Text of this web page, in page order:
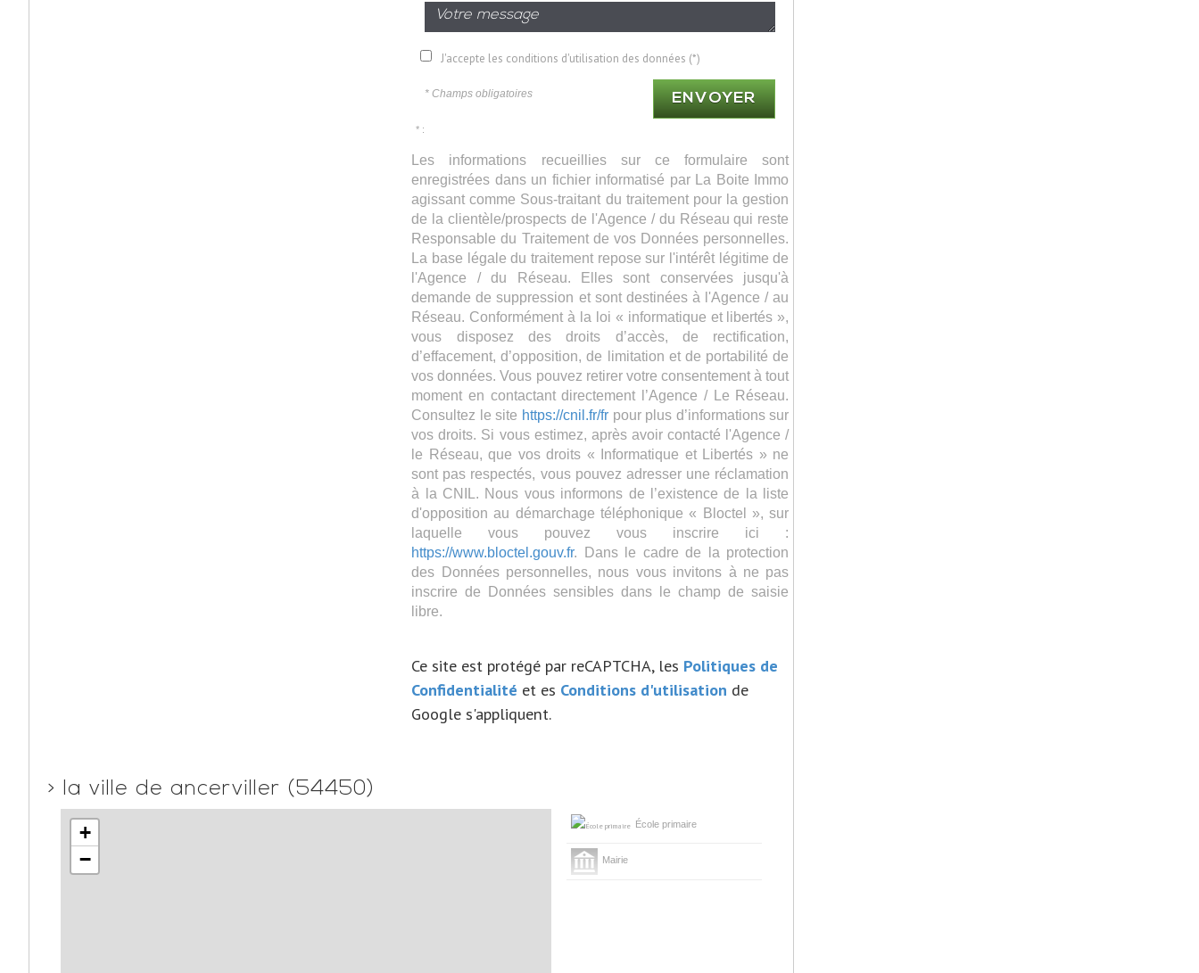
J'accepte les conditions d'utilisation des données (*)
* Champs obligatoires ENVOYER
* :
Les informations recueillies sur ce formulaire sont
enregistrées dans un fichier informatisé par La Boite Immo
agissant comme Sous-traitant du traitement pour la gestion
de la clientèle/prospects de l'Agence / du Réseau qui reste
Responsable du Traitement de vos Données personnelles.
La base légale du traitement repose sur l'intérêt légitime de
l'Agence / du Réseau. Elles sont conservées jusqu'à
demande de suppression et sont destinées à l'Agence / au
Réseau. Conformément à la loi « informatique et libertés »,
vous disposez des droits d’accès, de rectification,
d’effacement, d’opposition, de limitation et de portabilité de
vos données. Vous pouvez retirer votre consentement à tout
moment en contactant directement l’Agence / Le Réseau.
Consultez le site https://cnil.fr/frpour plus d’informations sur
vos droits. Si vous estimez, après avoir contacté l'Agence /
le Réseau, que vos droits « Informatique et Libertés » ne
sont pas respectés, vous pouvez adresser une réclamation
à la CNIL. Nous vous informons de l’existence de la liste
d'opposition au démarchage téléphonique « Bloctel », sur
laquelle vous pouvez vous inscrire ici :
https://www.bloctel.gouv.fr. Dans le cadre de la protection
des Données personnelles, nous vous invitons à ne pas
inscrire de Données sensibles dans le champ de saisie
libre.
Ce site est protégé par reCAPTCHA, les Politiques de
Confidentialité et es Conditions d'utilisation de
Google s'appliquent.
> la ville de ancerviller (54450)
+
−
École primaire
Mairie